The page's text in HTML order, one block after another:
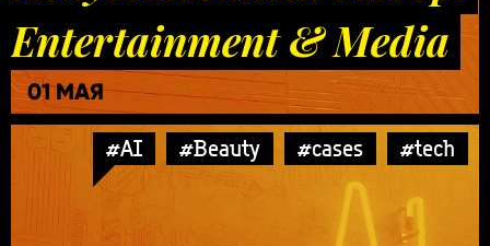
Entertainment & Media
01 МАЯ
#AI #Beauty #cases #tech